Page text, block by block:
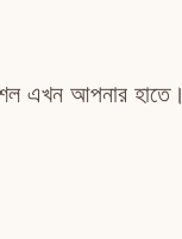
এখন আপনার হাতে।